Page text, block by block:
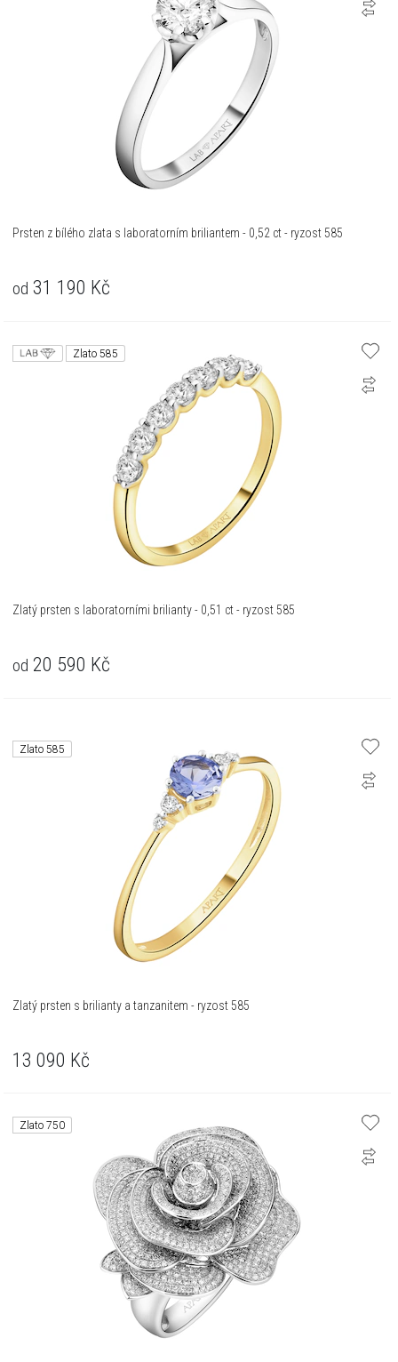
Prsten z bílého zlata s laboratorním briliantem - 0,52 ct - ryzost 585
od 31 190 Kč
Zlato 585
Zlatý prsten s laboratorními brilianty - 0,51 ct - ryzost 585
od 20 590 Kč
Zlato 585
Zlatý prsten s brilianty a tanzanitem - ryzost 585
13 090 Kč
Zlato 750